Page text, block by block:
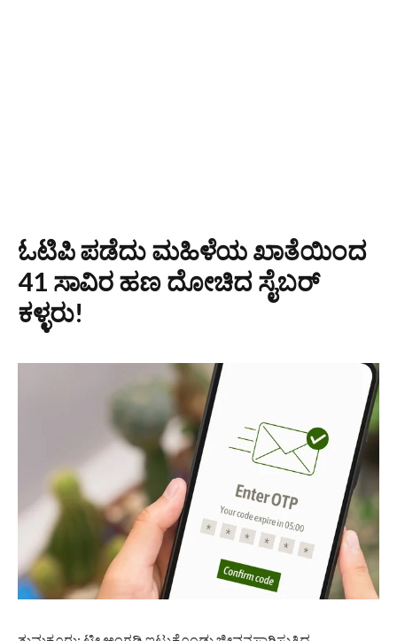
ಓಟಿಪಿ ಪಡೆದು ಮಹಿಳೆಯ ಖಾತೆಯಿಂದ
41 ಸಾವಿರ ಹಣ ದೋಚಿದ ಸೈಬರ್
ಕಳ್ಳರು!